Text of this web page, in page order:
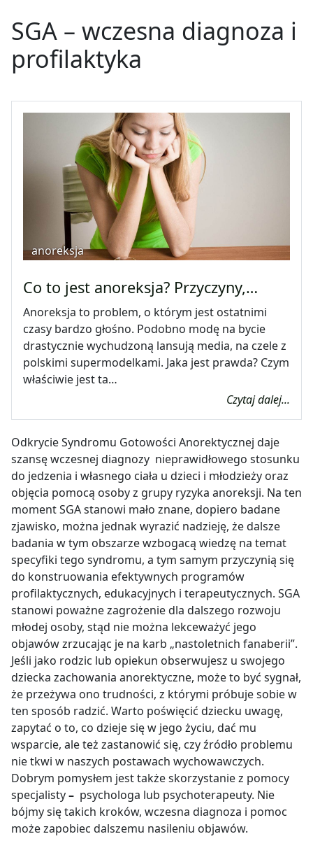
SGA – wczesna diagnoza i
profilaktyka
anoreksja
Co to jest anoreksja? Przyczyny,…
Anoreksja to problem, o którym jest ostatnimi
czasy bardzo głośno. Podobno modę na bycie
drastycznie wychudzoną lansują media, na czele z
polskimi supermodelkami. Jaka jest prawda? Czym
właściwie jest ta…
Czytaj dalej...
Odkrycie Syndromu Gotowości Anorektycznej daje
szansę wczesnej diagnozy nieprawidłowego stosunku
do jedzenia i własnego ciała u dzieci i młodzieży oraz
objęcia pomocą osoby z grupy ryzyka anoreksji. Na ten
moment SGA stanowi mało znane, dopiero badane
zjawisko, można jednak wyrazić nadzieję, że dalsze
badania w tym obszarze wzbogacą wiedzę na temat
specyfiki tego syndromu, a tym samym przyczynią się
do konstruowania efektywnych programów
profilaktycznych, edukacyjnych i terapeutycznych. SGA
stanowi poważne zagrożenie dla dalszego rozwoju
młodej osoby, stąd nie można lekceważyć jego
objawów zrzucając je na karb „nastoletnich fanaberii”.
Jeśli jako rodzic lub opiekun obserwujesz u swojego
dziecka zachowania anorektyczne, może to być sygnał,
że przeżywa ono trudności, z którymi próbuje sobie w
ten sposób radzić. Warto poświęcić dziecku uwagę,
zapytać o to, co dzieje się w jego życiu, dać mu
wsparcie, ale też zastanowić się, czy źródło problemu
nie tkwi w naszych postawach wychowawczych.
Dobrym pomysłem jest także skorzystanie z pomocy
specjalisty– psychologa lub psychoterapeuty. Nie
bójmy się takich kroków, wczesna diagnoza i pomoc
może zapobiec dalszemu nasileniu objawów.